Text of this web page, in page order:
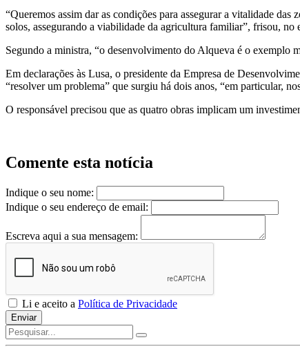
“Queremos assim dar as condições para assegurar a vitalidade
solos, assegurando a viabilidade da agricultura familiar”, frisou, no
Segundo a ministra, “o desenvolvimento do Alqueva é o exemplo
Em declarações às Lusa, o presidente da Empresa de
“resolver um problema” que surgiu há dois anos, “em particular,
O responsável precisou que as quatro obras implicam um
Comente esta notícia
Indique o seu nome:
Indique o seu endereço de email:
Escreva aqui a sua mensagem:
Li e aceito a Política de Privacidade
Enviar